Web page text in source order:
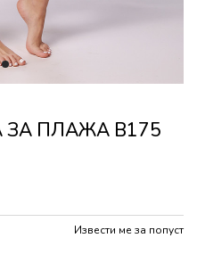
2
ЗА ПЛАЖА B175
Извести ме за попуст